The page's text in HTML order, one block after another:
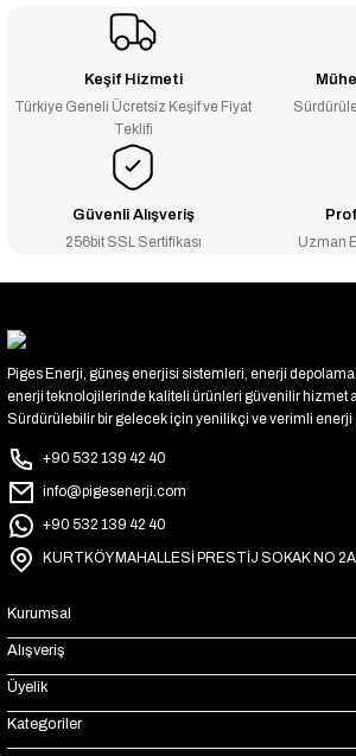
Keşif Hizmeti
Türkiye Geneli Ücretsiz Keşif ve Fiyat
Teklifi
Güvenli Alışveriş
256bit SSL Sertifikası Uzman
Piges Enerji, güneş enerjisi sistemleri, enerji
enerji teknolojilerinde kaliteli ürünleri güvenilir hizmet
Sürdürülebilir bir gelecek için yenilikçi ve verimli enerji
+90 532 139 42 40
info@pigesenerji.com
+90 532 139 42 40
KURTKÖY MAHALLESİ PRESTİJ SOKAK NO
Kurumsal
Alışveriş
Üyelik
Kategoriler